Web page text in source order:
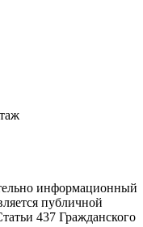
информационный
публичной
437 Гражданского